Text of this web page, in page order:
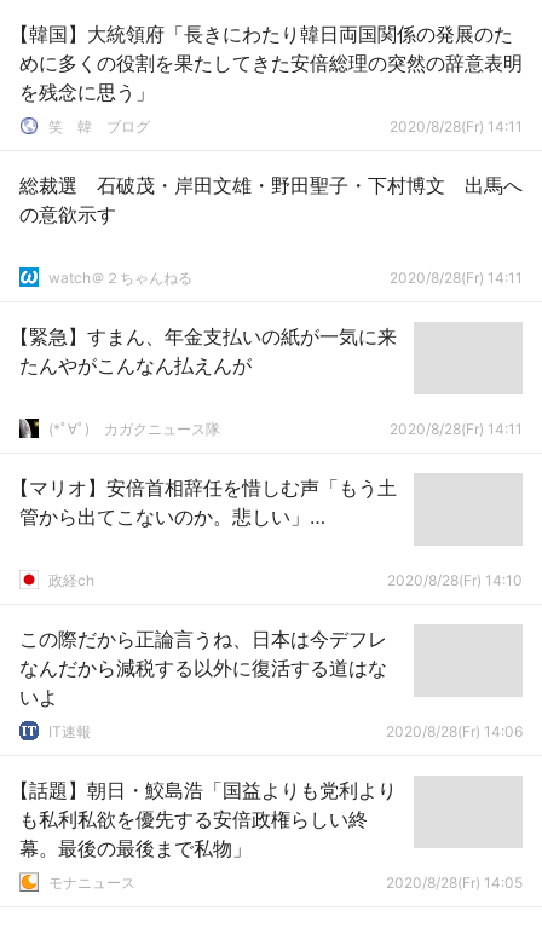
【韓国】大統領府「長きにわたり韓日両国関係の発展のた
めに多くの役割を果たしてきた安倍総理の突然の辞意表明
を残念に思う」
笑 韓 ブログ 2020/8/28(Fr) 14:11
総裁選 石破茂・岸田文雄・野田聖子・下村博文 出馬へ
の意欲示す
watch＠２ちゃんねる 2020/8/28(Fr) 14:11
【緊急】すまん、年金支払いの紙が一気に来
たんやがこんなん払えんが
(*ﾟ∀ﾟ)ゞカガクニュース隊 2020/8/28(Fr) 14:11
【マリオ】安倍首相辞任を惜しむ声「もう土
管から出てこないのか。悲しい」…
政経ch 2020/8/28(Fr) 14:10
この際だから正論言うね、日本は今デフレ
なんだから減税する以外に復活する道はな
いよ
IT速報 2020/8/28(Fr) 14:06
【話題】朝日・鮫島浩「国益よりも党利より
も私利私欲を優先する安倍政権らしい終
幕。最後の最後まで私物」
モナニュース 2020/8/28(Fr) 14:05